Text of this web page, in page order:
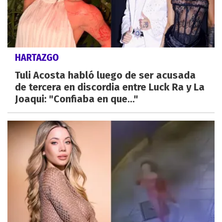
HARTAZGO
Tuli Acosta habló luego de ser acusada
de tercera en discordia entre Luck Ra y La
Joaqui: "Confiaba en que..."